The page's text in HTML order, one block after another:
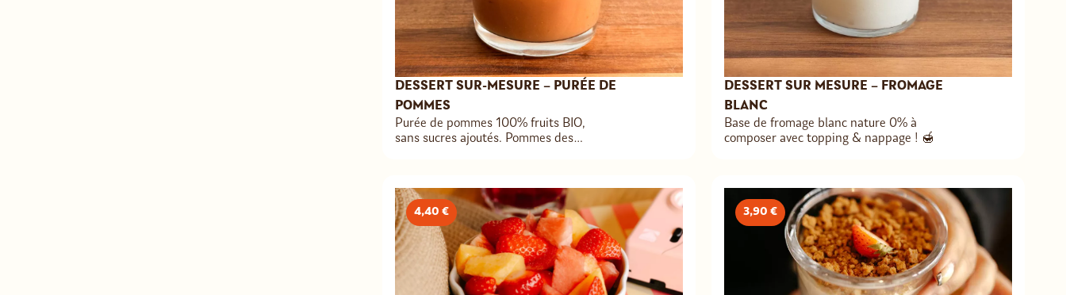
DESSERT SUR-MESURE – PURÉE DE
POMMES
Purée de pommes 100% fruits BIO,
sans sucres ajoutés. Pommes des
DESSERT SUR MESURE – FROMAGE
BLANC
Base de fromage blanc nature 0% à
composer avec topping & nappage ! 🍯
4,40 € 3,90 €